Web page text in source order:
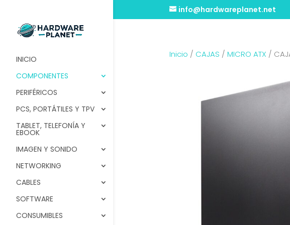
info@hardwareplanet.net
INICIO
COMPONENTES
PERIFÉRICOS
PCS, PORTÁTILES Y TPV
TABLET, TELEFONÍA Y
EBOOK
IMAGEN Y SONIDO
NETWORKING
CABLES
SOFTWARE
CONSUMIBLES
Inicio / CAJAS / MICRO ATX /